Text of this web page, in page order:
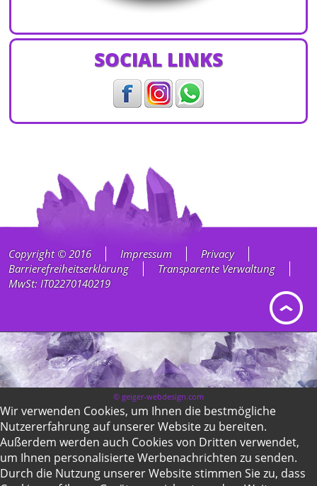
SOCIAL LINKS
Copyright © 2016 Impressum
Privacy
Barrierefreiheitserklärung
Transparente Verwaltung
MwSt: IT02270140219
© geiger-webdesign.com
Wir verwenden Cookies, um Ihnen die bestmögliche
Nutzererfahrung auf unserer Website zu bereiten.
Außerdem werden auch Cookies von Dritten verwendet,
um Ihnen personalisierte Werbenachrichten zu senden.
Durch die Nutzung unserer Website stimmen Sie zu, dass